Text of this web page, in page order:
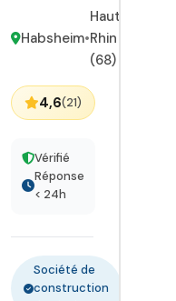
Habsheim•
Haut-
Rhin
(68)
4,6(21)
Vérifié
Réponse
< 24h
Société de
construction